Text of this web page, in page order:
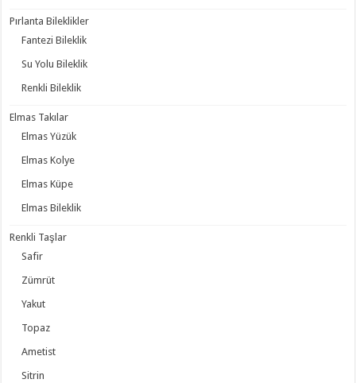
Pırlanta Bileklikler
Fantezi Bileklik
Su Yolu Bileklik
Renkli Bileklik
Elmas Takılar
Elmas Yüzük
Elmas Kolye
Elmas Küpe
Elmas Bileklik
Renkli Taşlar
Safir
Zümrüt
Yakut
Topaz
Ametist
Sitrin